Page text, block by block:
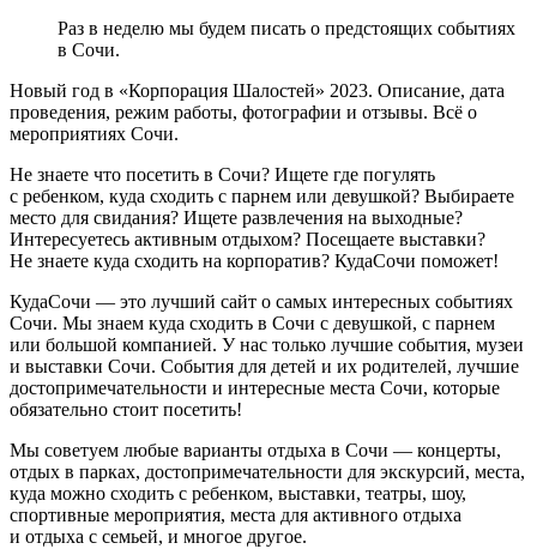
Раз в неделю мы будем писать о предстоящих событиях
в Сочи.
Новый год в «Корпорация Шалостей» 2023. Описание, дата
проведения, режим работы, фотографии и отзывы. Всё о
мероприятиях Сочи.
Не знаете что посетить в Сочи? Ищете где погулять
с ребенком, куда сходить с парнем или девушкой? Выбираете
место для свидания? Ищете развлечения на выходные?
Интересуетесь активным отдыхом? Посещаете выставки?
Не знаете куда сходить на корпоратив? КудаСочи поможет!
КудаСочи — это лучший сайт о самых интересных событиях
Сочи. Мы знаем куда сходить в Сочи с девушкой, с парнем
или большой компанией. У нас только лучшие события, музеи
и выставки Сочи. События для детей и их родителей, лучшие
достопримечательности и интересные места Сочи, которые
обязательно стоит посетить!
Мы советуем любые варианты отдыха в Сочи — концерты,
отдых в парках, достопримечательности для экскурсий, места,
куда можно сходить с ребенком, выставки, театры, шоу,
спортивные мероприятия, места для активного отдыха
и отдыха с семьей, и многое другое.